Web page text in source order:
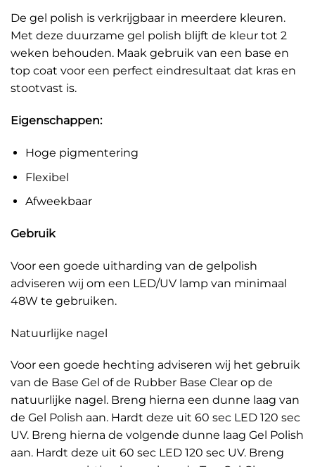
De gel polish is verkrijgbaar in meerdere kleuren.
Met deze duurzame gel polish blijft de kleur tot 2
weken behouden. Maak gebruik van een base en
top coat voor een perfect eindresultaat dat kras en
stootvast is.
Eigenschappen:
Hoge pigmentering
Flexibel
Afweekbaar
Gebruik
Voor een goede uitharding van de gelpolish
adviseren wij om een LED/UV lamp van minimaal
48W te gebruiken.
Natuurlijke nagel
Voor een goede hechting adviseren wij het gebruik
van de Base Gel of de Rubber Base Clear op de
natuurlijke nagel. Breng hierna een dunne laag van
de Gel Polish aan. Hardt deze uit 60 sec LED 120 sec
UV. Breng hierna de volgende dunne laag Gel Polish
aan. Hardt deze uit 60 sec LED 120 sec UV. Breng